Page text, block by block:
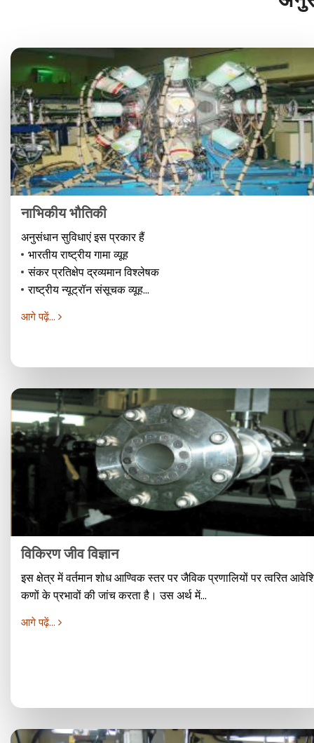
नाभिकीय भौतिकी
अनुसंधान सुविधाएं इस प्रकार हैं
भारतीय राष्ट्रीय गामा व्यूह
संकर प्रतिक्षेप द्रव्यमान विश्लेषक
राष्ट्रीय न्यूट्रॉन संसूचक व्यूह...
आगे पढ़ें...
विकिरण जीव विज्ञान
इस क्षेत्र में वर्तमान शोध आण्विक स्तर पर जैविक प्रणालियों पर त्वरित
कणों के प्रभावों की जांच करता है। उस अर्थ में...
आगे पढ़ें...